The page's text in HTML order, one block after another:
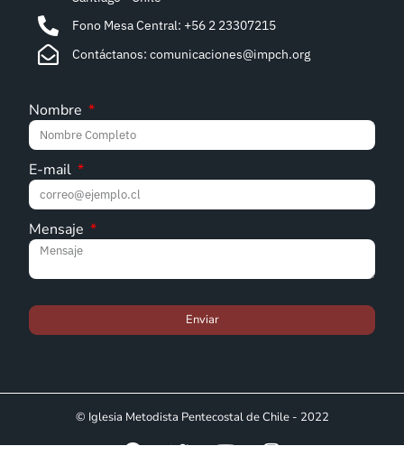
Fono Mesa Central: +56 2 23307215
Contáctanos: comunicaciones@impch.org
Nombre
E-mail
Mensaje
Enviar
© Iglesia Metodista Pentecostal de Chile - 2022